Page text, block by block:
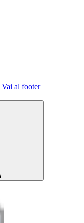
Vai al footer